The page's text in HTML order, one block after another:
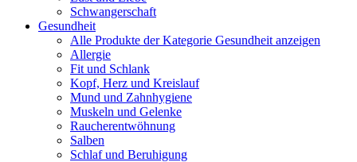
Schwangerschaft
Gesundheit
Alle Produkte der Kategorie Gesundheit anzeigen
Allergie
Fit und Schlank
Kopf, Herz und Kreislauf
Mund und Zahnhygiene
Muskeln und Gelenke
Raucherentwöhnung
Salben
Schlaf und Beruhigung